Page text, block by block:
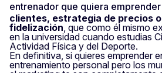
entrenador que quiera emprender
clientes, estrategia de precios
fidelización, que como él mismo
en la universidad cuando estudias
Actividad Física y del Deporte.
En definitiva, si quieres emprender
entrenamiento personal pero los